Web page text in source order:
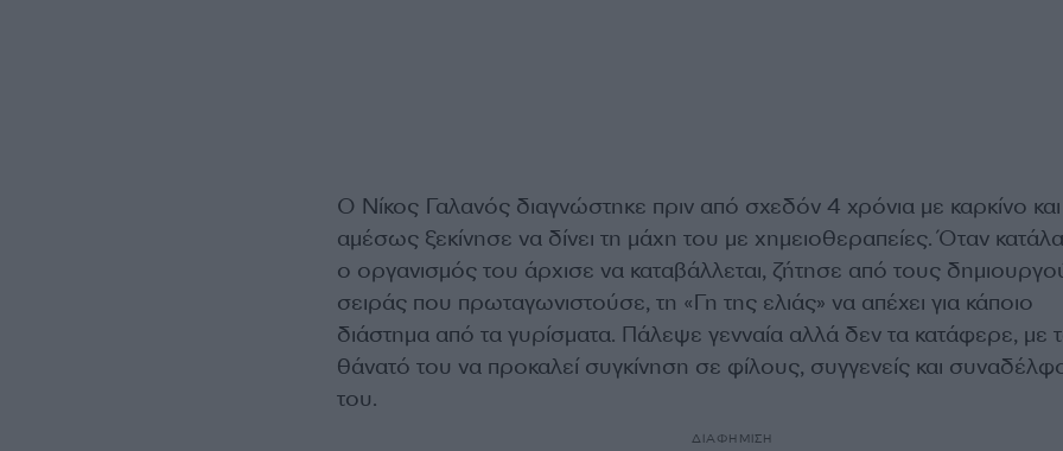
Ο Νίκος Γαλανός διαγνώστηκε πριν από σχεδόν 4 χρόνια με καρκίνο και
αμέσως ξεκίνησε να δίνει τη μάχη του με χημειοθεραπείες. Όταν
ο οργανισμός του άρχισε να καταβάλλεται, ζήτησε από τους
σειράς που πρωταγωνιστούσε, τη «Γη της ελιάς» να απέχει για κάποιο
διάστημα από τα γυρίσματα. Πάλεψε γενναία αλλά δεν τα κατάφερε, με
θάνατό του να προκαλεί συγκίνηση σε φίλους, συγγενείς και
του.
ΔΙΑΦΗΜΙΣΗ